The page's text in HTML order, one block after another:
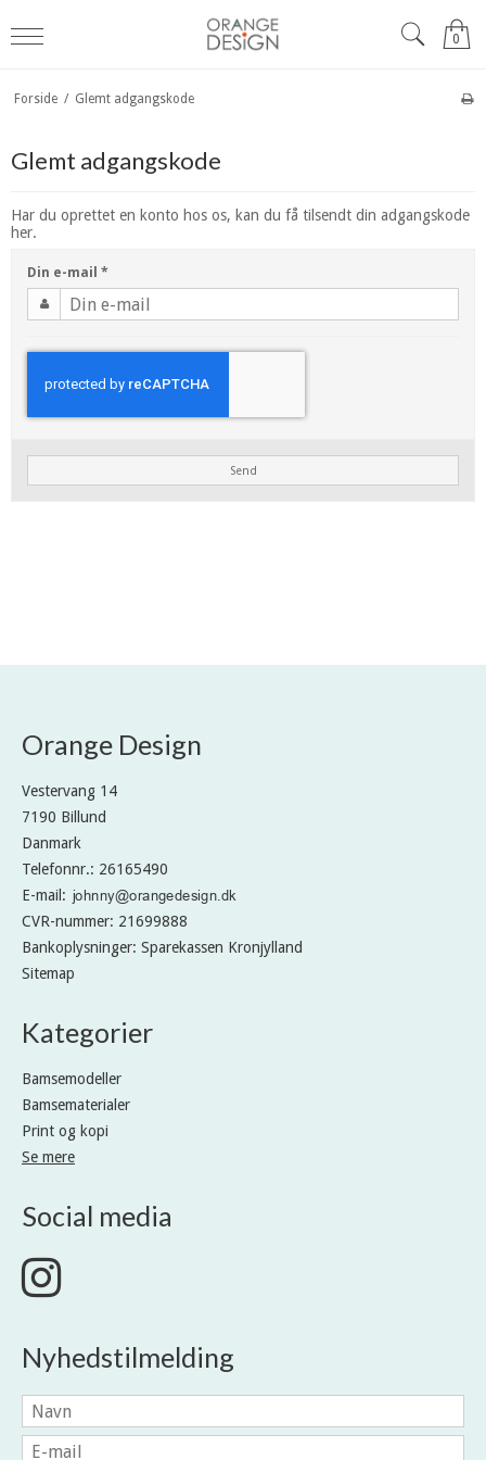
0
Forside / Glemt adgangskode
Glemt adgangskode
Har du oprettet en konto hos os, kan du få tilsendt din adgangskode
her.
Din e-mail *
Send
Orange Design
Vestervang 14
7190 Billund
Danmark
Telefonnr.: 26165490
E-mail :
CVR-nummer: 21699888
Bankoplysninger: Sparekassen Kronjylland
Sitemap
Kategorier
Bamsemodeller
Bamsematerialer
Print og kopi
Se mere
Social media
Nyhedstilmelding